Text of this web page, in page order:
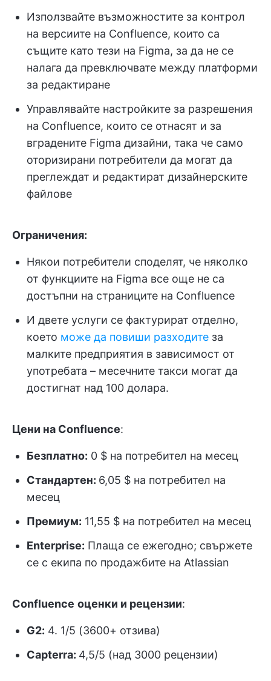
Използвайте възможностите за контрол
на версиите на Confluence, които са
същите като тези на Figma, за да не се
налага да превключвате между платформи
за редактиране
Управлявайте настройките за разрешения
на Confluence, които се отнасят и за
вградените Figma дизайни, така че само
оторизирани потребители да могат да
преглеждат и редактират дизайнерските
файлове
Ограничения:
Някои потребители споделят, че няколко
от функциите на Figma все още не са
достъпни на страниците на Confluence
И двете услуги се фактурират отделно,
което може да повиши разходите за
малките предприятия в зависимост от
употребата – месечните такси могат да
достигнат над 100 долара.
Цени на Confluence:
Безплатно: 0 $ на потребител на месец
Стандартен: 6,05 $ на потребител на
месец
Премиум: 11,55 $ на потребител на месец
Enterprise: Плаща се ежегодно; свържете
се с екипа по продажбите на Atlassian
Confluence оценки и рецензии:
G2: 4. 1/5 (3600+ отзива)
Capterra: 4,5/5 (над 3000 рецензии)